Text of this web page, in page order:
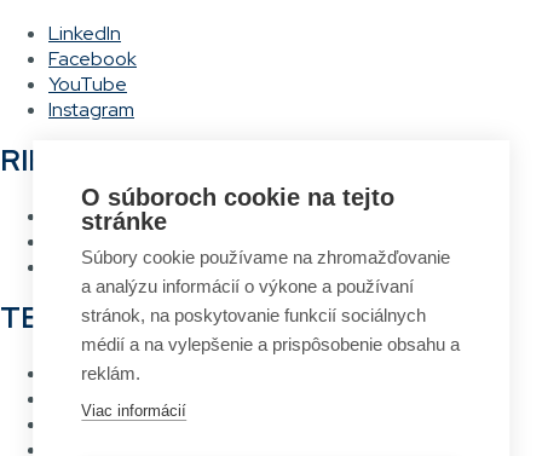
LinkedIn
Facebook
YouTube
Instagram
RIEŠENIA
Hlasové vychystávanie
Systém návrhu a tlače etikiet
TECHNOLÓGIE
RFID
Čiarový kód
Bezdrôtové siete Wi-Fi
O súboroch cookie na tejto
stránke
Súbory cookie používame na zhromažďovanie
a analýzu informácií o výkone a používaní
stránok, na poskytovanie funkcií sociálnych
médií a na vylepšenie a prispôsobenie obsahu a
reklám.
Viac informácií